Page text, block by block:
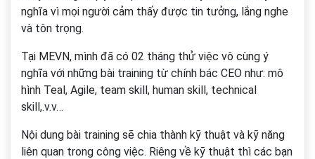
nghĩa vì mọi người cảm thấy được tin tưởng, lắng nghe
và tôn trọng.
Tại MEVN, mình đã có 02 tháng thử việc vô cùng ý
nghĩa với những bài training từ chính bác CEO như: mô
hình Teal, Agile, team skill, human skill, technical
skill,.v.v…
Nội dung bài training sẽ chia thành kỹ thuật và kỹ năng
liên quan trong công việc. Riêng về kỹ thuật thì các bạn